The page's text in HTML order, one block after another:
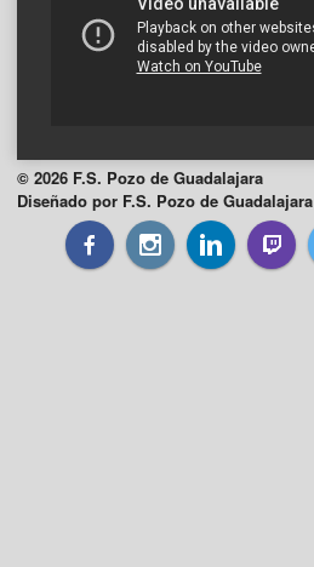
© 2026 F.S. Pozo de Guadalajara
Diseñado por F.S. Pozo de Guadalajara